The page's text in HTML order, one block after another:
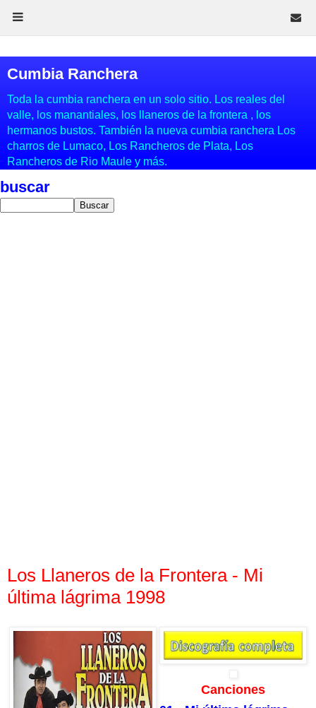
Cumbia Ranchera
Toda la cumbia ranchera en un solo sitio. Los reales del
valle, los manantiales, los llaneros de la frontera , los
hermanos bustos. También la nueva cumbia ranchera Los
charros de Lumaco, Los Rancheros de Plata, Los
Rancheros de Rio Maule y más.
buscar
Los Llaneros de la Frontera - Mi
última lágrima 1998
Canciones